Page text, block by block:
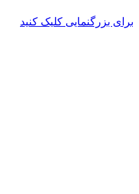
برای بزرگنمایی کلیک کنید